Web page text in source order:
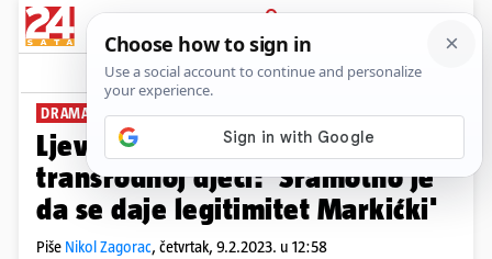
PRIJAVA
News Komentari
DRAMA U SABORU
Ljevica napustila sjednicu o
transrodnoj djeci: 'Sramotno je
da se daje legitimitet Markićki'
Piše Nikol Zagorac, četvrtak, 9.2.2023. u 12:58